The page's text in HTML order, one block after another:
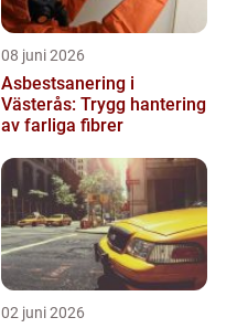
08 juni 2026
Asbestsanering i
Västerås: Trygg hantering
av farliga fibrer
02 juni 2026